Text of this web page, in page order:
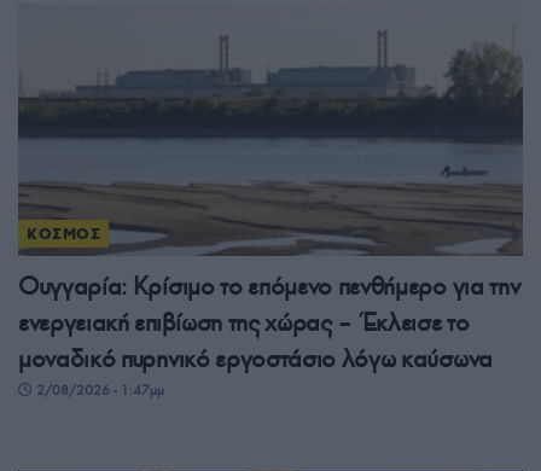
ΚΟΣΜΟΣ
Ουγγαρία: Κρίσιμο το επόμενο πενθήμερο για την
ενεργειακή επιβίωση της χώρας – Έκλεισε το
μοναδικό πυρηνικό εργοστάσιο λόγω καύσωνα
2/08/2026 - 1:47μμ